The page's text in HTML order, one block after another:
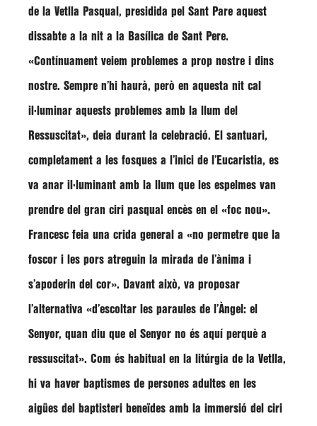
de la Vetlla Pasqual, presidida pel Sant Pare aquest
dissabte a la nit a la Basílica de Sant Pere.
«Contínuament veiem problemes a prop nostre i dins
nostre. Sempre n’hi haurà, però en aquesta nit cal
il·luminar aquests problemes amb la llum del
Ressuscitat», deia durant la celebració. El santuari,
completament a les fosques a l’inici de l’Eucaristia, es
va anar il·luminant amb la llum que les espelmes van
prendre del gran ciri pasqual encès en el «foc nou».
Francesc feia una crida general a «no permetre que la
foscor i les pors atreguin la mirada de l’ànima i
s’apoderin del cor». Davant això, va proposar
l’alternativa «d’escoltar les paraules de l’Àngel: el
Senyor, quan diu que el Senyor no és aquí perquè a
ressuscitat». Com és habitual en la litúrgia de la Vetlla,
hi va haver baptismes de persones adultes en les
aigües del baptisteri beneïdes amb la immersió del ciri